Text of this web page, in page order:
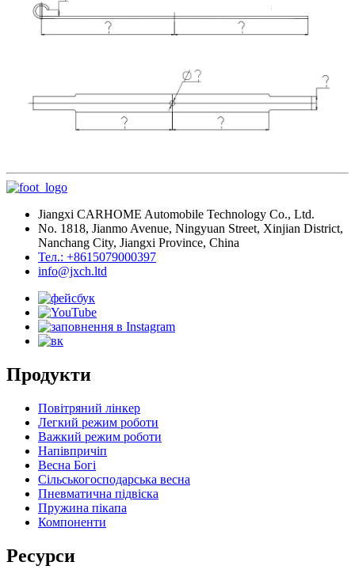
Jiangxi CARHOME Automobile Technology Co., Ltd.
No. 1818, Jianmo Avenue, Ningyuan Street, Xinjian District,
Nanchang City, Jiangxi Province, China
Тел.: +8615079000397
info@jxch.ltd
Продукти
Повітряний лінкер
Легкий режим роботи
Важкий режим роботи
Напівпричіп
Весна Богі
Сільськогосподарська весна
Пневматична підвіска
Пружина пікапа
Компоненти
Ресурси